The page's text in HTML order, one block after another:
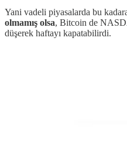
Yani vadeli piyasalarda bu
olmamış olsa, Bitcoin de
düşerek haftayı kapatabilirdi.